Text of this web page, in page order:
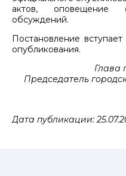
актов, оповещение
обсуждений.
Постановление
опубликования.
Глава
Председатель
Дата публикации: